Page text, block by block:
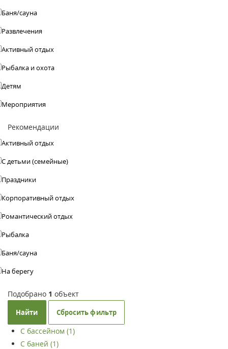
Баня/сауна
Развлечения
Активный отдых
Рыбалка и охота
Детям
Мероприятия
Рекомендации
Активный отдых
С детьми (семейные)
Праздники
Корпоративный отдых
Романтический отдых
Рыбалка
Баня/сауна
На берегу
Подобрано 1 объект
Найти Сбросить фильтр
С бассейном (1)
С баней (1)